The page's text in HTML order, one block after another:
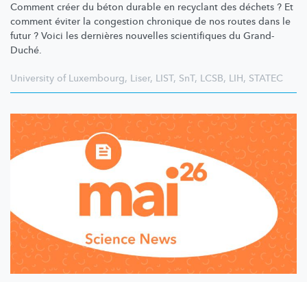
Comment créer du béton durable en recyclant des déchets ? Et
comment éviter la congestion chronique de nos routes dans le
futur ? Voici les dernières nouvelles scientifiques du Grand-
Duché.
University of Luxembourg, Liser, LIST, SnT, LCSB, LIH, STATEC